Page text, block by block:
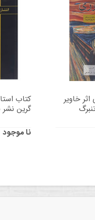
کتاب
گرین
نا موجود
خاویر